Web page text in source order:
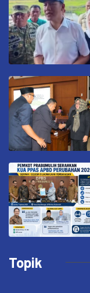
Topik